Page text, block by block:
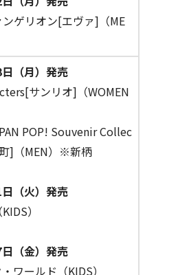
ゲリオン[エヴァ]（ME
（月）発売
サンリオ]（WOMEN
POP! Souvenir Collec
]（MEN）※新柄
（火）発売
）
（金）発売
ワールド​（KIDS）